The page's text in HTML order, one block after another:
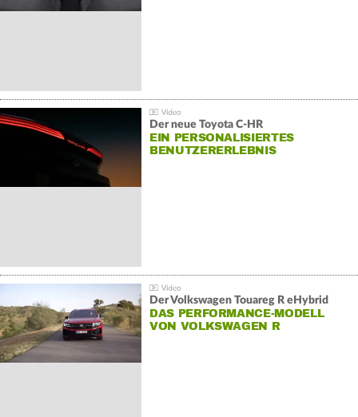
Der neue Toyota C-HR
EIN PERSONALISIERTES
BENUTZERERLEBNIS
Der Volkswagen Touareg R eHybrid
DAS PERFORMANCE-MODELL
VON VOLKSWAGEN R